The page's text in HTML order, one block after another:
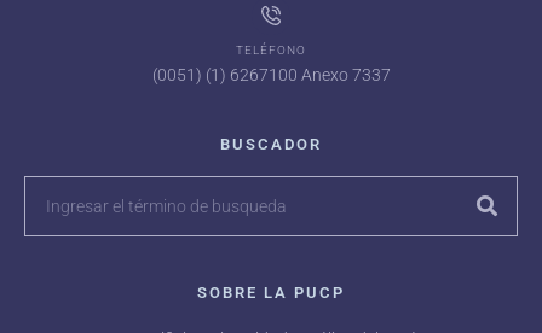
TELÉFONO
(0051) (1) 6267100 Anexo 7337
BUSCADOR
SOBRE LA PUCP